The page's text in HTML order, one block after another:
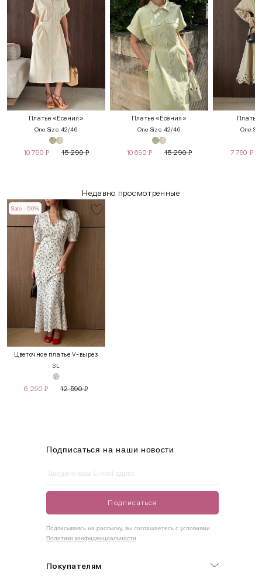
Платье «Есения»
One Size 42/46
10 790 ₽ 15 290₽
Платье «Есения»
One Size 42/46
10 690 ₽ 15 290₽
One
7 790 ₽
Недавно просмотренные
Sale -50%
Цветочное платье V-вырез
SL
6 290 ₽ 12 590₽
INT
40-42
42-50
Как правильно себя обмерить
Измеряется по самым выступающим точкам.
Покупателям
Подписаться на наши новости
Подписаться
Подписываясь на рассылку, вы соглашаетесь с условиями
Политики конфиденциальности